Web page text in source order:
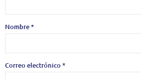
Nombre*
Correo electrónico*